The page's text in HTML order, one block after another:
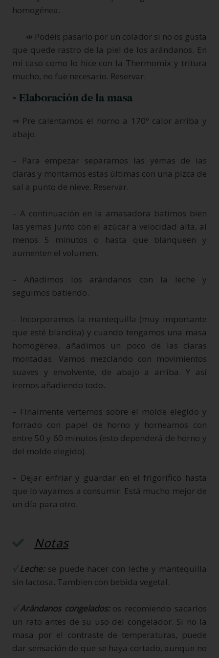
homogénea.
⇹ Podéis pasarlo por un colador si no os gusta
que quede rastro de la piel de los arándanos. En
mi caso como lo hice con la Thermomix y tritura
mucho, no fue necesario. Reservar.
- Elaboración de la masa
⇒ Pre calentamos el horno a 170º calor arriba y
abajo.
– Para empezar separamos las yemas de las
claras y montamos estas últimas con una pizca de
sal a punto de nieve. Reservar.
– A continuación en la amasadora batimos bien
las yemas junto con el azúcar a velocidad alta, al
menos 5 minutos o hasta que blanqueen y
aumenten el volumen.
– Añadimos los arándanos con la leche y
seguimos batiendo.
– Incorporamos la mantequilla (muy importante
que esté blandita) y cuando tengamos una masa
homogénea, añadimos un poco de las claras
montadas. Vamos mezclando con movimientos
suaves y envolvente, de abajo a arriba. Y así
iremos añadiendo todo.
– Finalmente vertemos sobre el molde elegido y
forrado con papel de horno y horneamos con
entre 50 y 60 minutos (esto dependerá de horno y
del molde elegido).
– Dejar enfriar y guardar en el frigorífico hasta
que lo vayamos a consumir. Está mucho mejor de
un día para otro.
Notas
√Leche: se puede hacer con leche y mantequilla
sin lactosa. Tambien con bebida vegetal.
√Arándanos congelados: os recomiendo sacarlos
un rato antes de su uso del congelador. Si no la
masa por el contraste de temperaturas, puede
dar sensación de que se haya cortado, aunque no